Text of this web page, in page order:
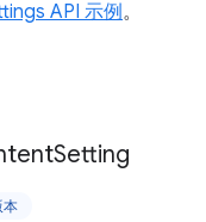
API 示例。
Setting
本